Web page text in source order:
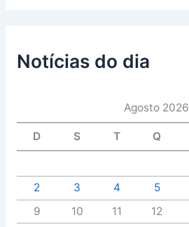
Notícias do dia
Agosto 2026
D S T Q
2
3 4 5
9
10 11 12